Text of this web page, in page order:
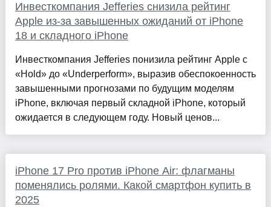
Инвесткомпания Jefferies снизила рейтинг
Apple из-за завышенных ожиданий от iPhone
18 и складного iPhone
Инвесткомпания Jefferies понизила рейтинг Apple с
«Hold» до «Underperform», выразив обеспокоенность
завышенными прогнозами по будущим моделям
iPhone, включая первый складной iPhone, который
ожидается в следующем году. Новый ценов...
iPhone 17 Pro против iPhone Air: флагманы
поменялись ролями. Какой смартфон купить в
2025